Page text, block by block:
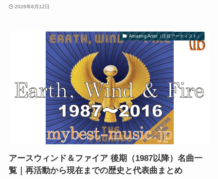
2026年6月12日
Amazing Artist（注目アーティスト）
アースウィンド＆ファイア 後期（1987以降）名曲一
覧｜再活動から現在までの歴史と代表曲まとめ